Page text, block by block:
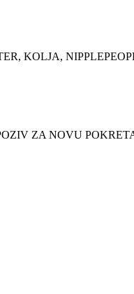
KOLJA,
ZA NOVU